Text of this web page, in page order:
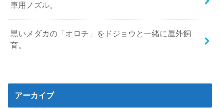
車用ノズル。
黒いメダカの「オロチ」をドジョウと一緒に屋外飼
育。
アーカイブ